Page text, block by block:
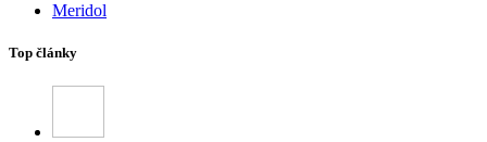
Meridol
Top články